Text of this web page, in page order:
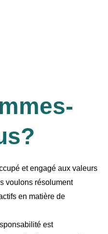
et engagé aux valeurs
voulons résolument
en matière de
est